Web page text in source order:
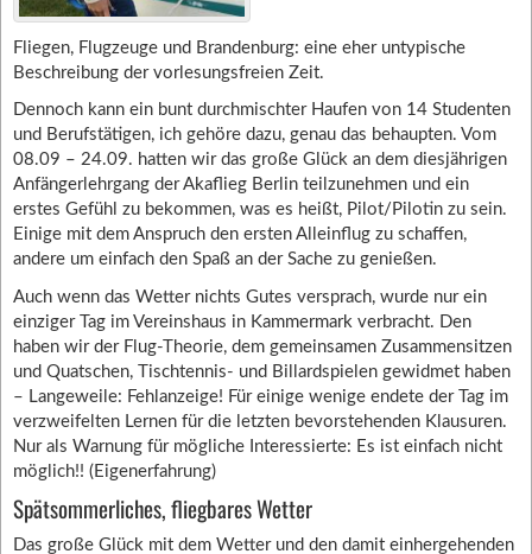
Fliegen, Flugzeuge und Brandenburg: eine eher untypische
Beschreibung der vorlesungsfreien Zeit.
Dennoch kann ein bunt durchmischter Haufen von 14 Studenten
und Berufstätigen, ich gehöre dazu, genau das behaupten. Vom
08.09 – 24.09. hatten wir das große Glück an dem diesjährigen
Anfängerlehrgang der Akaflieg Berlin teilzunehmen und ein
erstes Gefühl zu bekommen, was es heißt, Pilot/Pilotin zu sein.
Einige mit dem Anspruch den ersten Alleinflug zu schaffen,
andere um einfach den Spaß an der Sache zu genießen.
Auch wenn das Wetter nichts Gutes versprach, wurde nur ein
einziger Tag im Vereinshaus in Kammermark verbracht. Den
haben wir der Flug-Theorie, dem gemeinsamen Zusammensitzen
und Quatschen, Tischtennis- und Billardspielen gewidmet haben
– Langeweile: Fehlanzeige! Für einige wenige endete der Tag im
verzweifelten Lernen für die letzten bevorstehenden Klausuren.
Nur als Warnung für mögliche Interessierte: Es ist einfach nicht
möglich!! (Eigenerfahrung)
Spätsommerliches, fliegbares Wetter
Das große Glück mit dem Wetter und den damit einhergehenden